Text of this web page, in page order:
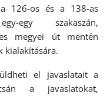
126-os és a 138-as
egy szakaszán,
megyei út mentén
kialakítására.
el javaslatait a
a javaslatokat,